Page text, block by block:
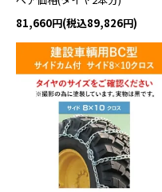
81,660円(税込89,826円)